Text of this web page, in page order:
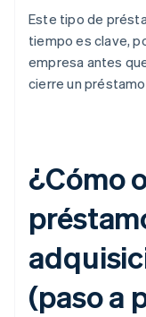
Este tipo de
tiempo es clave,
empresa antes
cierre un
¿Cómo
(paso a